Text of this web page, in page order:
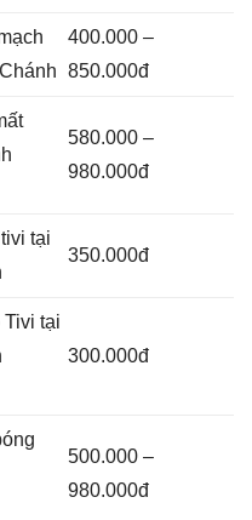
400.000 –
850.000đ
580.000 –
980.000đ
tại
350.000đ
tại
300.000đ
500.000 –
980.000đ